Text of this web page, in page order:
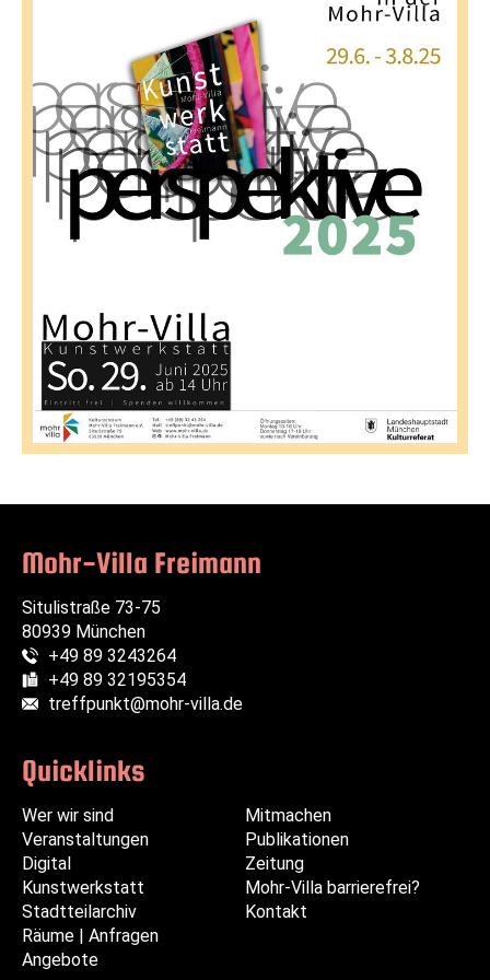
Mohr-Villa Freimann
Situlistraße 73-75
80939 München
Telefon:
+49 89 3243264
Fax:
+49 89 32195354
E-Mail:
treffpunkt@mohr-villa.de
Quicklinks
überspringen
Wer wir sind
Veranstaltungen
Digital
Kunstwerkstatt
Stadtteilarchiv
Räume | Anfragen
Angebote
überspringen
Mitmachen
Publikationen
Zeitung
Mohr-Villa barrierefrei?
Kontakt